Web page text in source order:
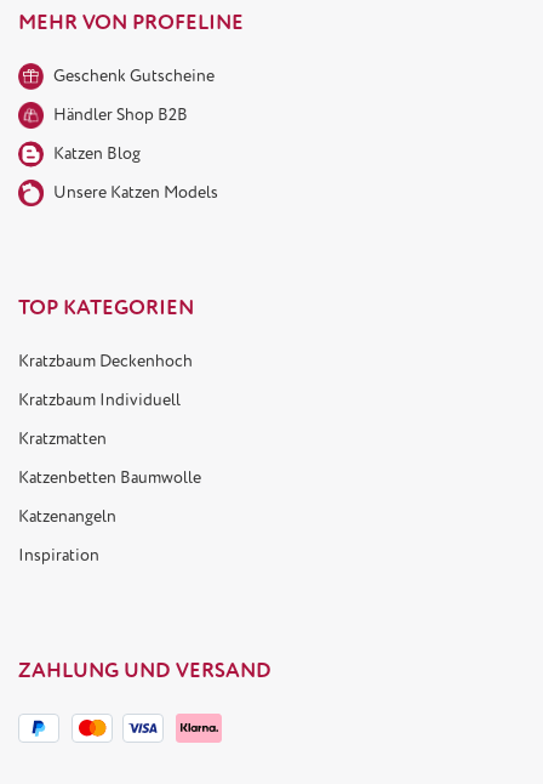
MEHR VON PROFELINE
Geschenk Gutscheine
Händler Shop B2B
Katzen Blog
Unsere Katzen Models
TOP KATEGORIEN
Kratzbaum Deckenhoch
Kratzbaum Individuell
Kratzmatten
Katzenbetten Baumwolle
Katzenangeln
Inspiration
ZAHLUNG UND VERSAND